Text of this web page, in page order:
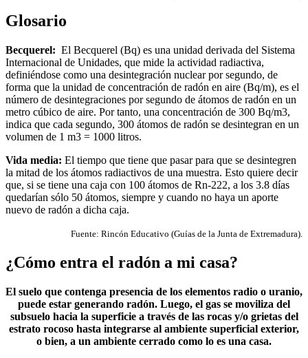
Glosario
Becquerel: El Becquerel (Bq) es una unidad derivada del Sistema
Internacional de Unidades, que mide la actividad radiactiva,
definiéndose como una desintegración nuclear por segundo, de
forma que la unidad de concentración de radón en aire (Bq/m), es el
número de desintegraciones por segundo de átomos de radón en un
metro cúbico de aire. Por tanto, una concentración de 300 Bq/m3,
indica que cada segundo, 300 átomos de radón se desintegran en un
volumen de 1 m3 = 1000 litros.
Vida media: El tiempo que tiene que pasar para que se desintegren
la mitad de los átomos radiactivos de una muestra. Esto quiere decir
que, si se tiene una caja con 100 átomos de Rn-222, a los 3.8 días
quedarían sólo 50 átomos, siempre y cuando no haya un aporte
nuevo de radón a dicha caja.
Fuente: Rincón Educativo (Guías de la Junta de Extremadura).
¿Cómo entra el radón a mi casa?
El suelo que contenga presencia de los elementos radio o uranio,
puede estar generando radón. Luego, el gas se moviliza del
subsuelo hacia la superficie a través de las rocas y/o grietas del
estrato rocoso hasta integrarse al ambiente superficial exterior,
o bien, a un ambiente cerrado como lo es una casa.